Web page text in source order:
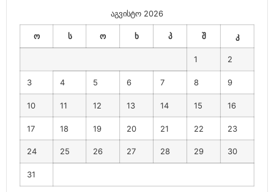
აგვისტო 2026
ო ს ო ხ პ შ კ
1 2
3 4 5 6 7 8 9
10 11 12 13 14 15 16
17 18 19 20 21 22 23
24 25 26 27 28 29 30
31